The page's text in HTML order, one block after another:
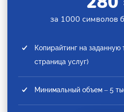
за 1000 символов
Копирайтинг на заданную
страница услуг)
Минимальный объем – 5